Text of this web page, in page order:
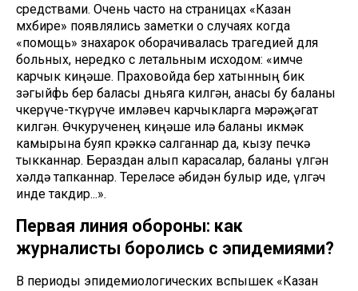
средствами. Очень часто на страницах «Казан
мөхбире» появлялись заметки о случаях когда
«помощь» знахарок оборачивалась трагедией для
больных, нередко с летальным исходом: «имче
карчык киңәше. Праховойда бер хатынның бик
зәгыйфь бер баласы дөньяга килгән, анасы бу баланы
өчкерүче-төкүрүче имләвеч карчыкларга мәрәҗәгат
килгән. Өчкурученең киңәше илә баланы икмәк
камырына буяп көрәккә салганнар да, кызу печкә
тыкканнар. Бераздан алып карасалар, баланы үлгән
хәлдә тапканнар. Тереләсе әбидән булыр иде, үлгәч
инде такдир...».
Первая линия обороны: как
журналисты боролись с эпидемиями?
В периоды эпидемиологических вспышек «Казан